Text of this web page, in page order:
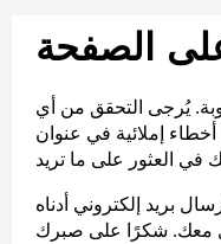
الصفحة
يُرجى التحقق من أي
أخطاء إملائية في عنوان URL، أو عرض خريطة الموقع
بريد إلكتروني أدناه